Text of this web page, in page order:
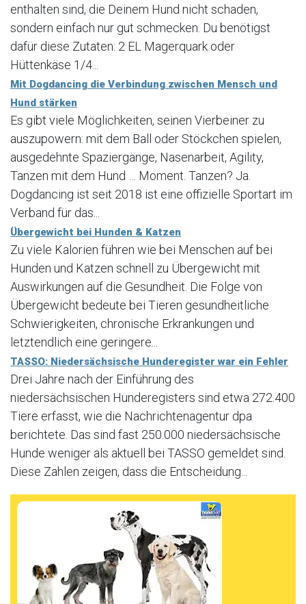
enthalten sind, die Deinem Hund nicht schaden,
sondern einfach nur gut schmecken. Du benötigst
dafür diese Zutaten: 2 EL Magerquark oder
Hüttenkäse 1/4...
Mit Dogdancing die Verbindung zwischen Mensch und
Hund stärken
Es gibt viele Möglichkeiten, seinen Vierbeiner zu
auszupowern: mit dem Ball oder Stöckchen spielen,
ausgedehnte Spaziergänge, Nasenarbeit, Agility,
Tanzen mit dem Hund … Moment. Tanzen? Ja.
Dogdancing ist seit 2018 ist eine offizielle Sportart im
Verband für das...
Übergewicht bei Hunden & Katzen
Zu viele Kalorien führen wie bei Menschen auf bei
Hunden und Katzen schnell zu Übergewicht mit
Auswirkungen auf die Gesundheit. Die Folge von
Übergewicht bedeute bei Tieren gesundheitliche
Schwierigkeiten, chronische Erkrankungen und
letztendlich eine geringere...
TASSO: Niedersächsische Hunderegister war ein Fehler
Drei Jahre nach der Einführung des
niedersächsischen Hunderegisters sind etwa 272.400
Tiere erfasst, wie die Nachrichtenagentur dpa
berichtete. Das sind fast 250.000 niedersächsische
Hunde weniger als aktuell bei TASSO gemeldet sind.
Diese Zahlen zeigen, dass die Entscheidung...